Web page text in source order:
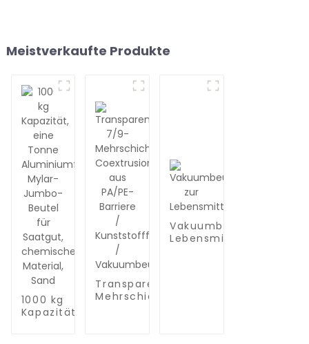
Meistverkaufte Produkte
1000 kg
Kapazität, eine
Transparente 7/9-
Mehrschicht-
Vakuumbeutel zur